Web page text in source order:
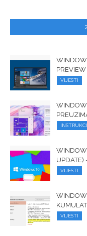
VIJESTI
UPDATE)
VIJESTI
VIJESTI